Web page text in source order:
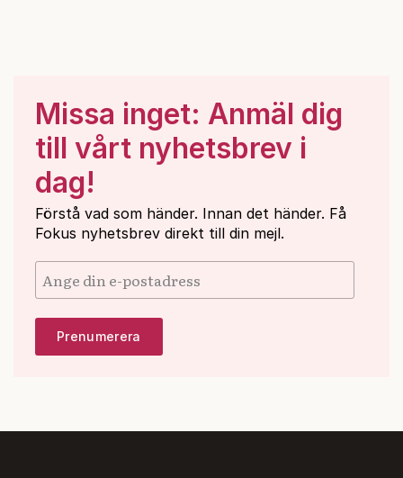
Missa inget: Anmäl dig
till vårt nyhetsbrev i
dag!
Förstå vad som händer. Innan det händer. Få
Fokus nyhetsbrev direkt till din mejl.